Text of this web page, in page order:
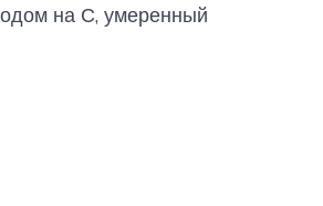
на С, умеренный